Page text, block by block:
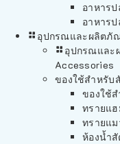
อาหารป
อาหาร
อุปกรณและผลิตภั
อุปกรณและ
Accessories
ของใช้สำหรับ
ของใช้ส
ทรายแฮ
ทรายแม
ห้องน้ำ